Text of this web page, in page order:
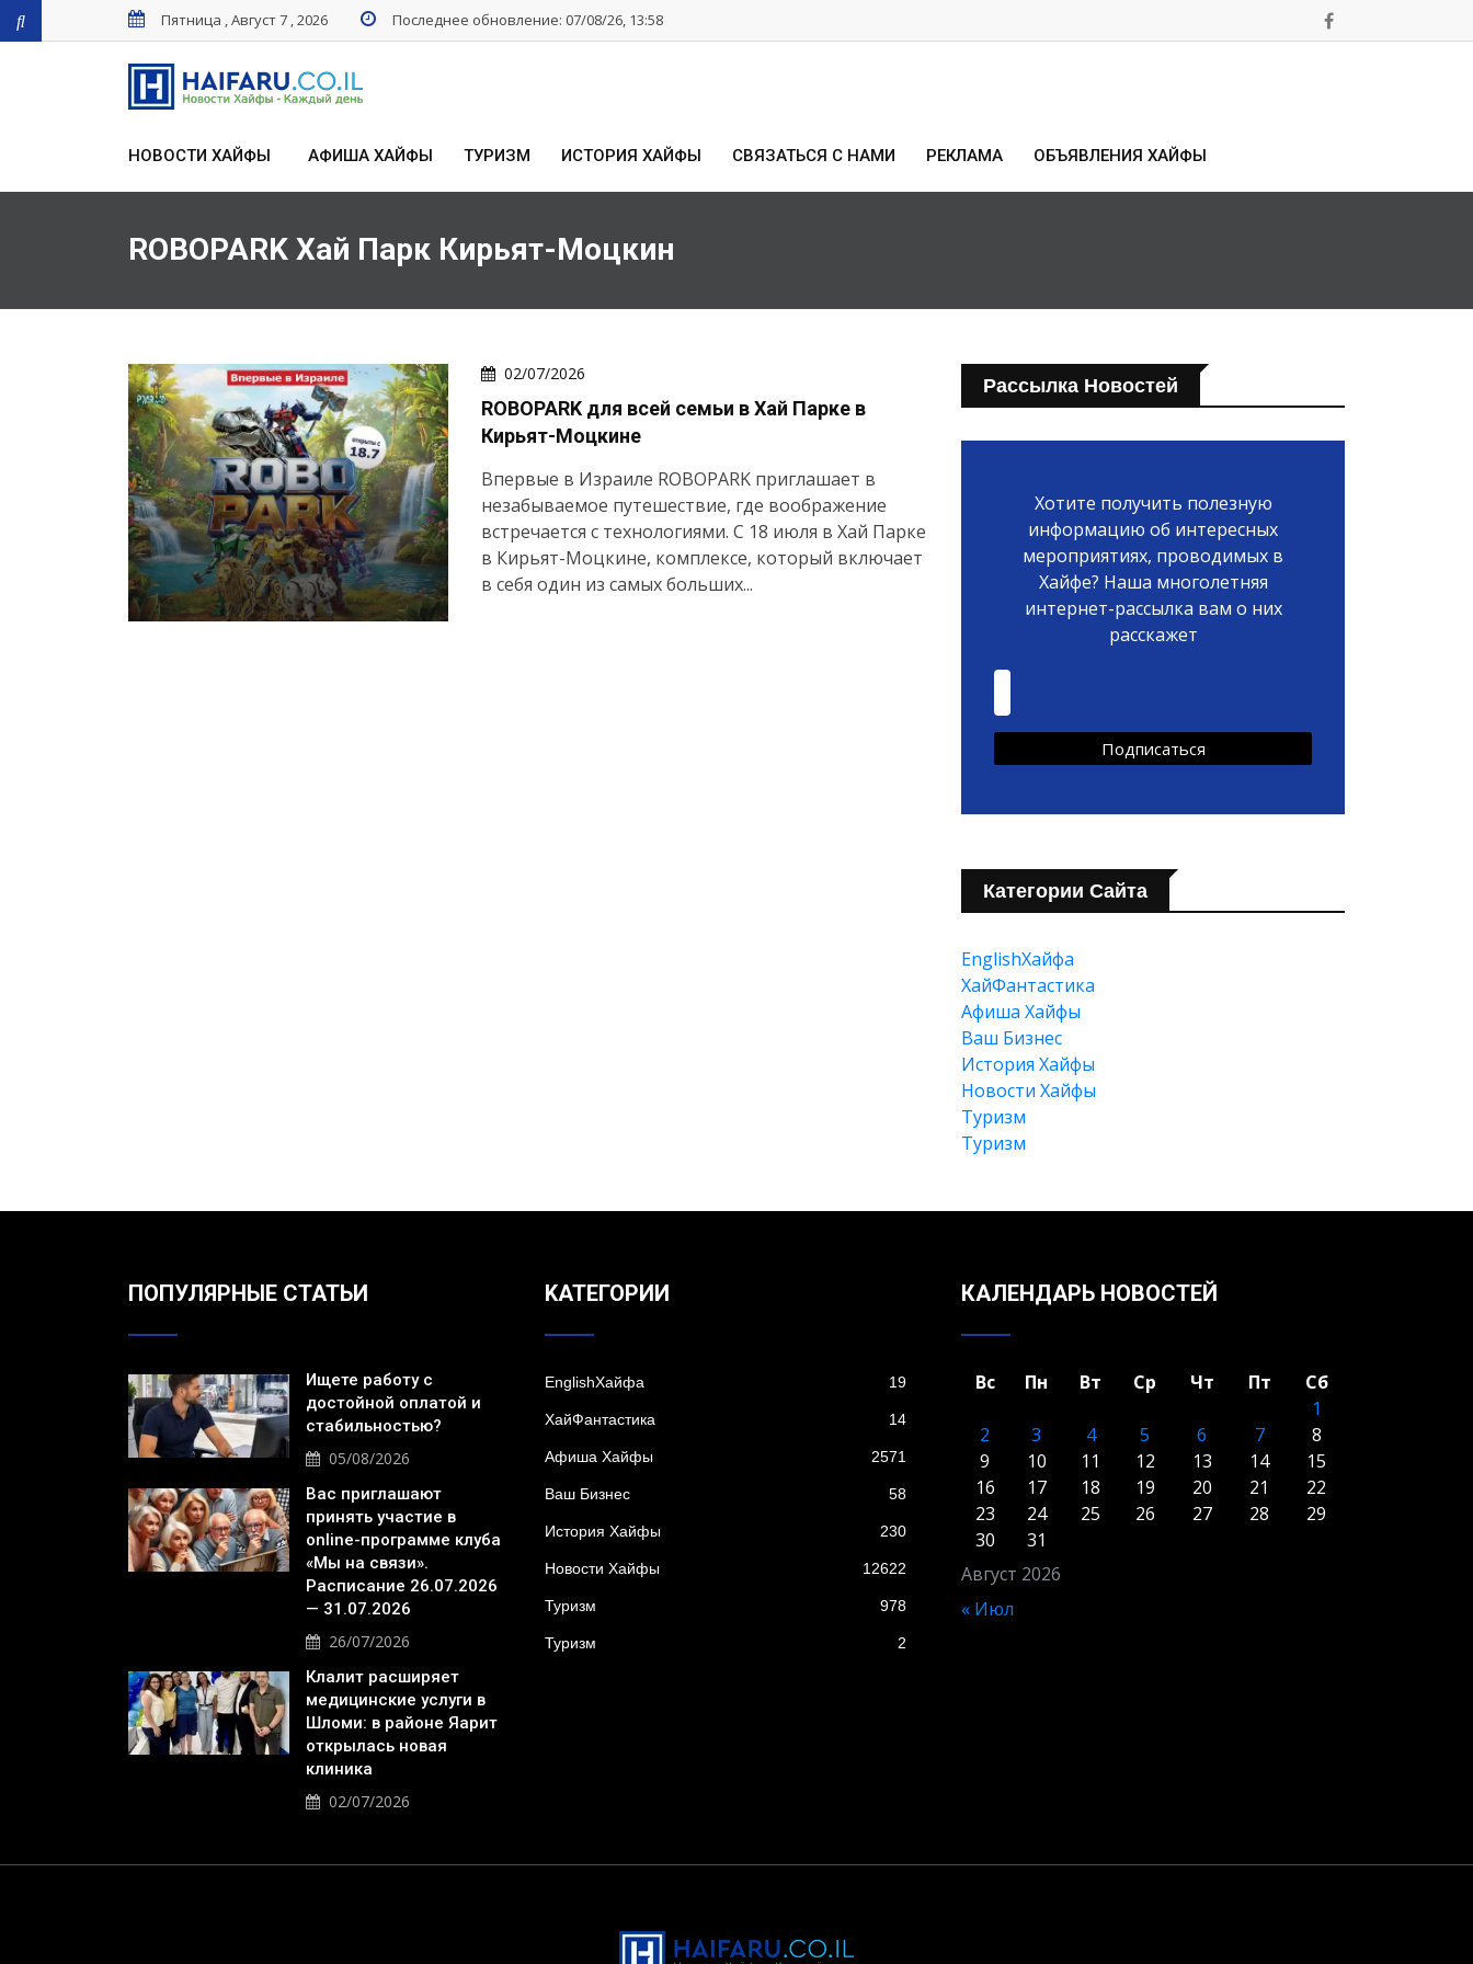
Пятница , Август 7 , 2026 Последнее обновление: 07/08/26, 13:58
НОВОСТИ ХАЙФЫ АФИША ХАЙФЫ ТУРИЗМ ИСТОРИЯ ХАЙФЫ СВЯЗАТЬСЯ С НАМИ РЕКЛАМА ОБЪЯВЛЕНИЯ ХАЙФЫ
ROBOPARK Хай Парк Кирьят-Моцкин
02/07/2026
ROBOPARK для всей семьи в Хай Парке в
Кирьят-Моцкине
Впервые в Израиле ROBOPARK приглашает в
незабываемое путешествие, где воображение
встречается с технологиями. С 18 июля в Хай Парке
в Кирьят-Моцкине, комплексе, который включает
в себя один из самых больших...
Рассылка Новостей
Хотите получить полезную
информацию об интересных
мероприятиях, проводимых в
Хайфе? Наша многолетняя
интернет-рассылка вам о них
расскажет
Категории Сайта
EnglishХайфа
XайФантастика
Афиша Хайфы
Ваш Бизнес
История Хайфы
Новости Хайфы
Туризм
Туризм
ПОПУЛЯРНЫЕ СТАТЬИ
Ищете работу с
достойной оплатой и
стабильностью?
05/08/2026
Вас приглашают
принять участие в
online-программе клуба
«Мы на связи».
Расписание 26.07.2026
— 31.07.2026
26/07/2026
Клалит расширяет
медицинские услуги в
Шломи: в районе Яарит
открылась новая
клиника
02/07/2026
KАТЕГОРИИ
EnglishХайфа 19
XайФантастика 14
Афиша Хайфы 2571
Ваш Бизнес 58
История Хайфы 230
Новости Хайфы 12622
Туризм 978
Туризм 2
КАЛЕНДАРЬ НОВОСТЕЙ
Август 2026
Вс Пн Вт Ср Чт Пт
Сб
1
2
3 4 5 6 7
8
9
10 11 12 13 14
15
16
17 18 19 20 21
22
23
24 25 26 27 28
29
30
31
« Июл